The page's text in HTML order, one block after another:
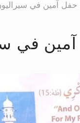
امير المؤمنين
يطرس وأعداء
حفل آمين في
في